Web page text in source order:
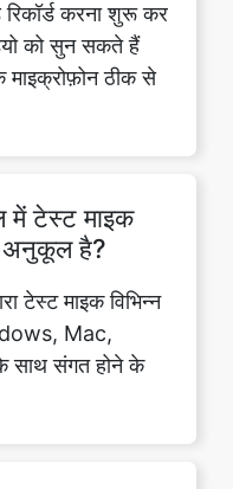
करना शुरू कर
को सुन सकते हैं
ठीक से
टेस्ट माइक
अनुकूल है?
टेस्ट माइक विभिन्न
Mac,
संगत होने के